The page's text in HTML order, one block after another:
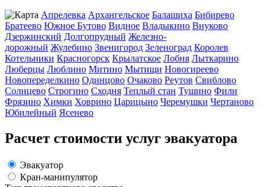
Апрелевка Архангельское Балашиха Бибирево
Братеево Южное Бутово Видное Владыкино Внуково
Дзержинский Долгопрудный Железно-
дорожный Жулебино Звенигород Зеленоград Королев
Котельники Красногорск Крылатское Лобня Лыткарино
Люберцы Люблино Митино Мытищи Новогиреево
Новопеределкино Одинцово Очаково Реутов Свиблово
Солнцево Строгино Сходня Теплый стан Тушино Фили
Фрязино Химки Ховрино Царицыно Черемушки Чертаново
Юбилейный Ясенево
Расчет стоимости услуг эвакуатора
Эвакуатор
Кран-манипулятор